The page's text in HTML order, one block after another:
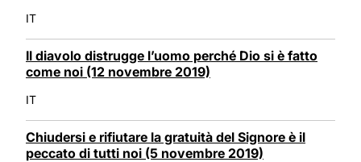
IT
Il diavolo distrugge l’uomo perché Dio si è fatto
come noi (12 novembre 2019)
IT
Chiudersi e rifiutare la gratuità del Signore è il
peccato di tutti noi (5 novembre 2019)